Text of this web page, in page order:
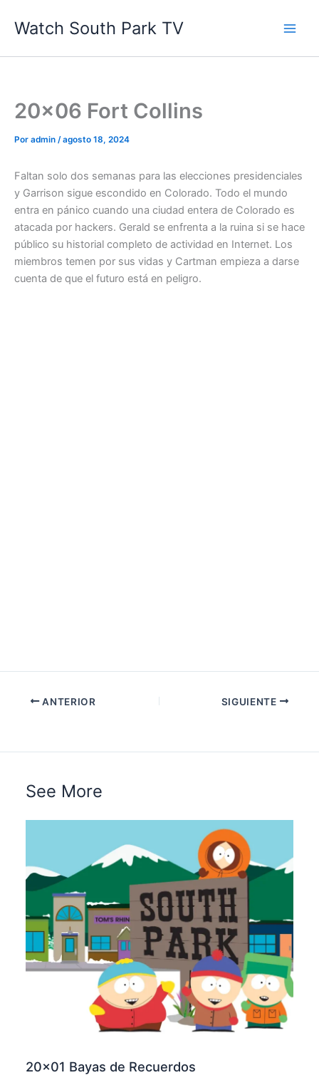
Watch South Park TV
20×06 Fort Collins
Por admin /agosto 18, 2024
Faltan solo dos semanas para las elecciones presidenciales
y Garrison sigue escondido en Colorado. Todo el mundo
entra en pánico cuando una ciudad entera de Colorado es
atacada por hackers. Gerald se enfrenta a la ruina si se hace
público su historial completo de actividad en Internet. Los
miembros temen por sus vidas y Cartman empieza a darse
cuenta de que el futuro está en peligro.
ANTERIOR SIGUIENTE
See More
20×01 Bayas de Recuerdos